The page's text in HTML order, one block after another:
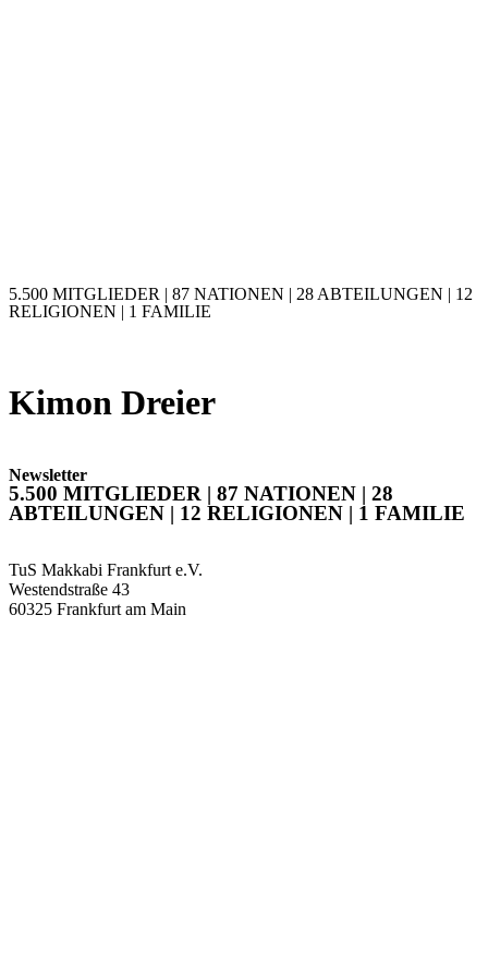
5.500 MITGLIEDER | 87 NATIONEN | 28 ABTEILUNGEN | 12
RELIGIONEN | 1 FAMILIE
Kimon Dreier
Newsletter
5.500 MITGLIEDER | 87 NATIONEN | 28
ABTEILUNGEN | 12 RELIGIONEN | 1 FAMILIE
TuS Makkabi Frankfurt e.V.
Westendstraße 43
60325 Frankfurt am Main